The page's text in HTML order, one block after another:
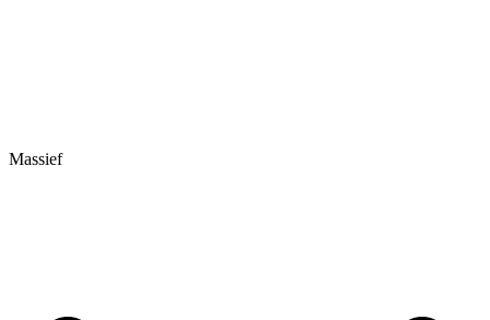
Massief